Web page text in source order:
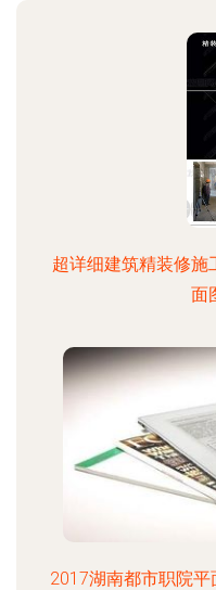
超详细建筑精装修施
面
2017湖南都市职院